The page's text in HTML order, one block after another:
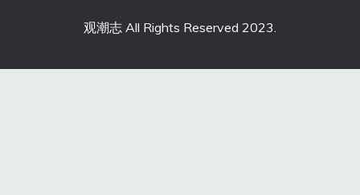
观潮志 All Rights Reserved 2023.